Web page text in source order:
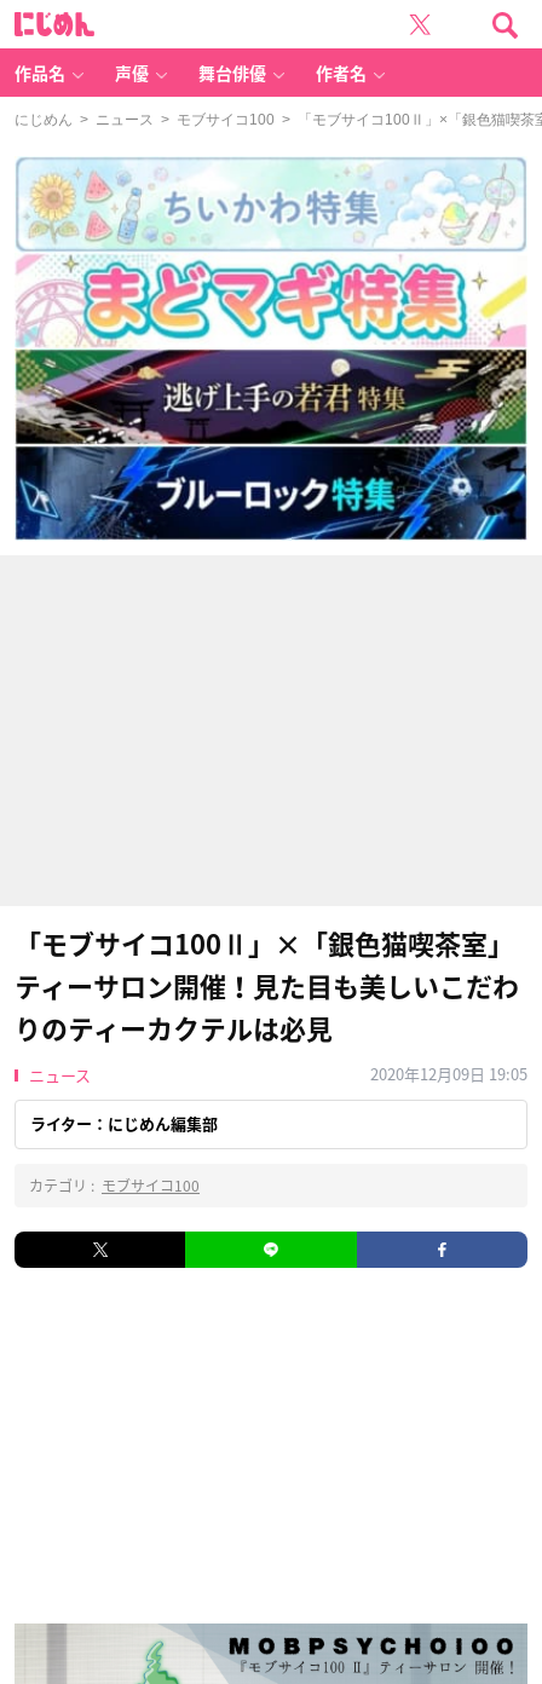
作品名 声優 舞台俳優 作者名
にじめん > ニュース > モブサイコ100 > 「モブサイコ100Ⅱ」×「銀色猫喫茶
「モブサイコ100Ⅱ」×「銀色猫喫茶室」
ティーサロン開催！見た目も美しいこだわ
りのティーカクテルは必見
ニュース 2020年12月09日 19:05
ライター：にじめん編集部
カテゴリ : モブサイコ100